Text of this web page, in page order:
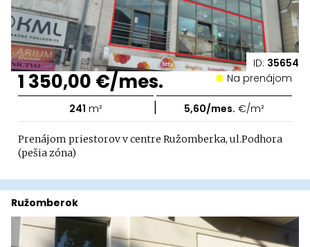
ID: 35654
1 350,00 €/mes. Na prenájom
241 m² | 5,60/mes. €/m²
Prenájom priestorov v centre Ružomberka, ul.Podhora
(pešia zóna)
Ružomberok